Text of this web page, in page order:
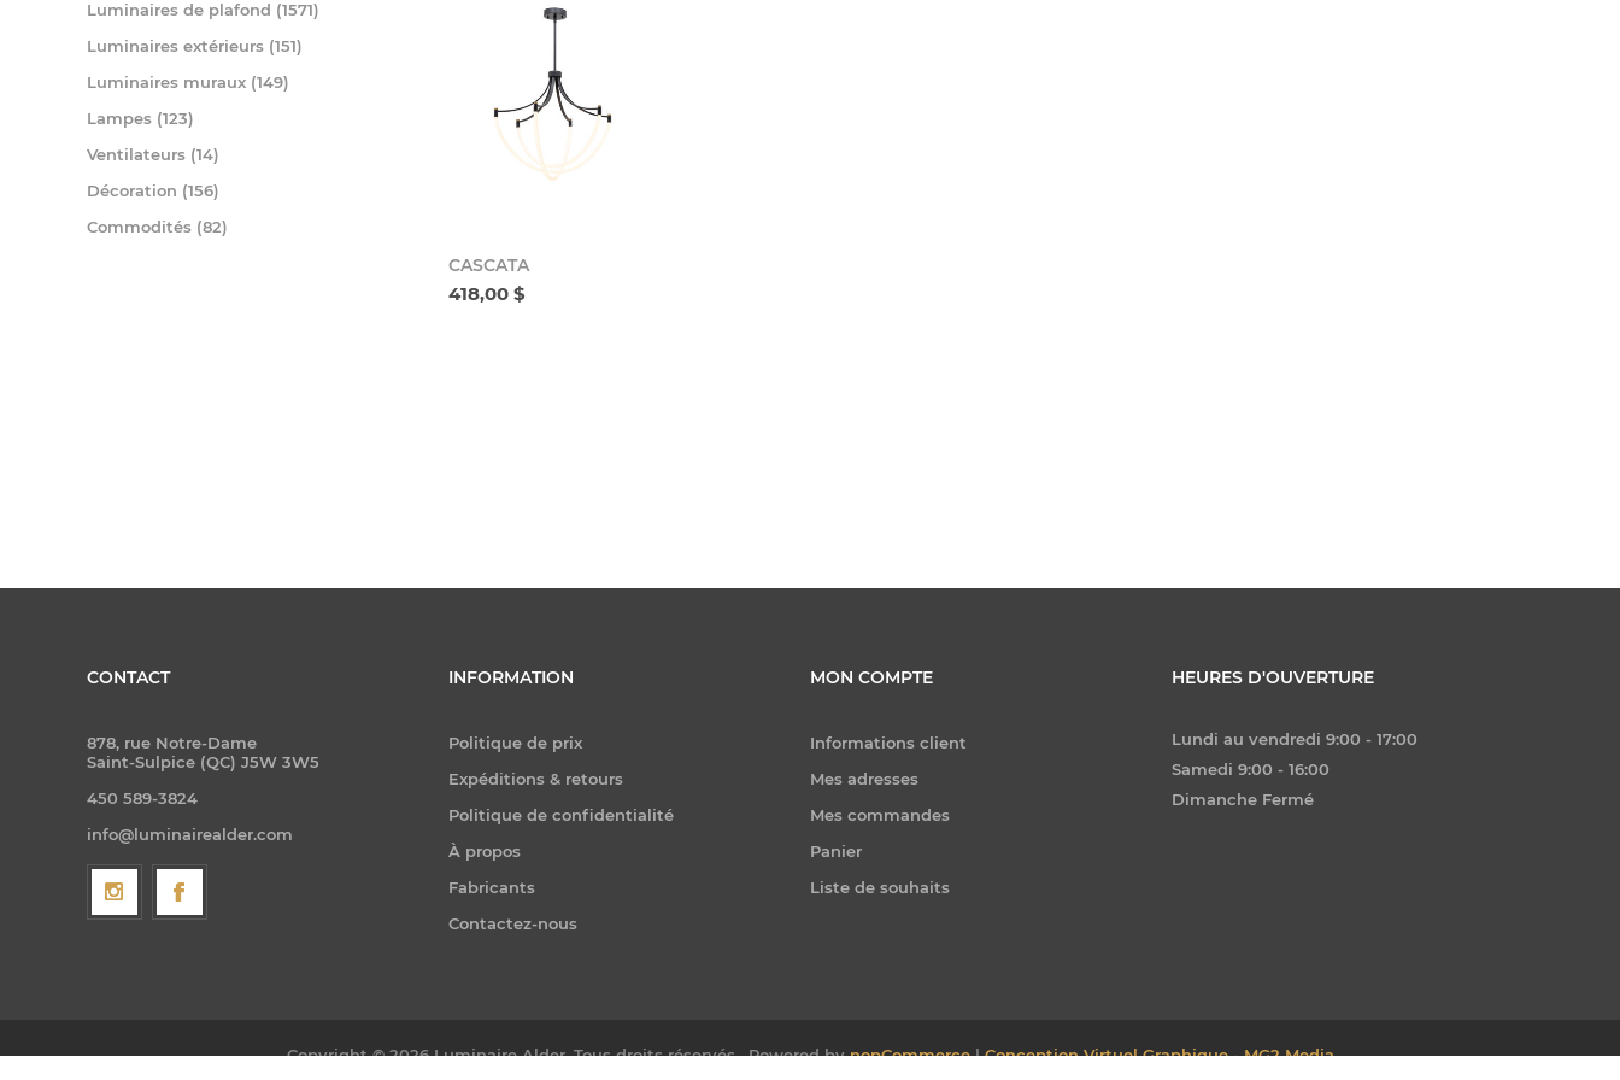
CASCATA
418,00 $
Luminaires de plafond (1571)
Luminaires extérieurs (151)
Luminaires muraux (149)
Lampes (123)
Ventilateurs (14)
Décoration (156)
Commodités (82)
CONTACT
878, rue Notre-Dame
Saint-Sulpice (QC) J5W 3W5
450 589-3824
info@luminairealder.com
INFORMATION
Politique de prix
Expéditions & retours
Politique de confidentialité
À propos
Fabricants
Contactez-nous
MON COMPTE
Informations client
Mes adresses
Mes commandes
Panier
Liste de souhaits
HEURES D'OUVERTURE
Lundi au vendredi 9:00 - 17:00
Samedi 9:00 - 16:00
Dimanche Fermé
Copyright © 2026 Luminaire Alder. Tous droits réservés.Powered bynopCommerce|Conception Virtuel Graphique - MG2 Media